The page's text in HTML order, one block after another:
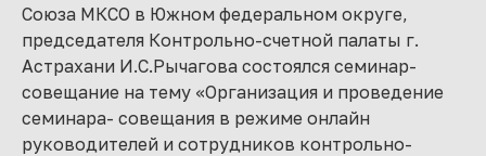
Союза МКСО в Южном федеральном округе,
председателя Контрольно-счетной палаты г.
Астрахани И.С.Рычагова состоялся семинар-
совещание на тему «Организация и проведение
семинара- совещания в режиме онлайн
руководителей и сотрудников контрольно-